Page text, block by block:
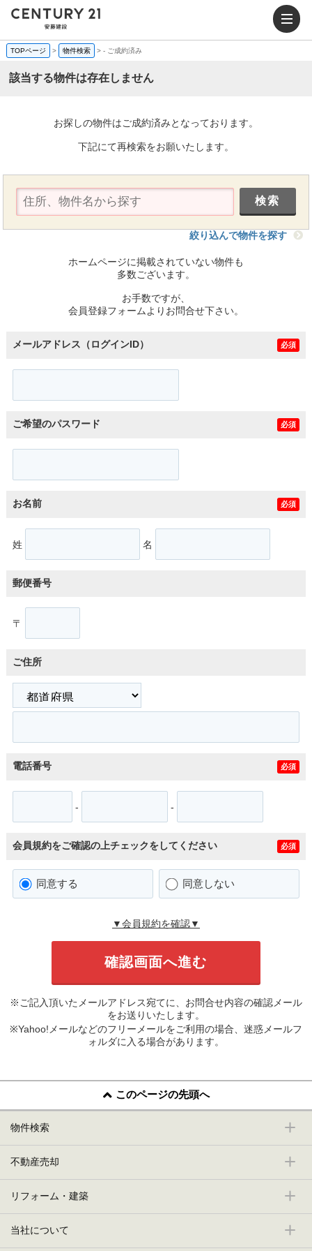
TOPページ > 物件検索 >- ご成約済み
該当する物件は存在しません
お探しの物件はご成約済みとなっております。
下記にて再検索をお願いたします。
絞り込んで物件を探す
ホームページに掲載されていない物件も
多数ございます。
お手数ですが、
会員登録フォームよりお問合せ下さい。
メールアドレス（ログインID） 必須
ご希望のパスワード 必須
お名前 必須
姓 名
郵便番号
〒
ご住所
電話番号 必須
- -
会員規約をご確認の上チェックをしてください 必須
同意する 同意しない
▼会員規約を確認▼
※ご記入頂いたメールアドレス宛てに、お問合せ内容の確認メール
をお送りいたします。
※Yahoo!メールなどのフリーメールをご利用の場合、迷惑メールフ
ォルダに入る場合があります。
このページの先頭へ
物件検索
不動産売却
リフォーム・建築
当社について